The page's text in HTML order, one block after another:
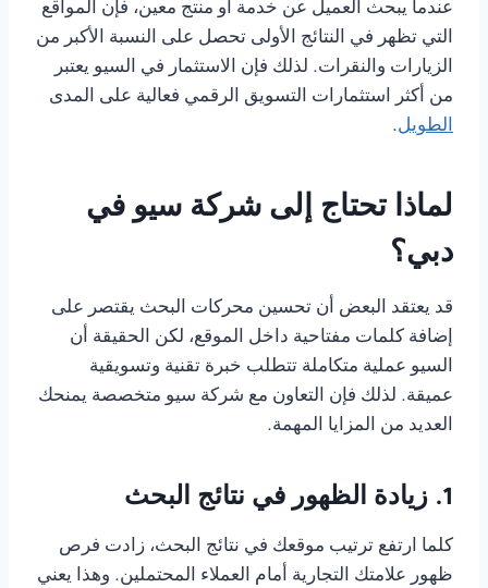
عندما يبحث العميل عن خدمة أو منتج معين، فإن المواقع
التي تظهر في النتائج الأولى تحصل على النسبة الأكبر من
الزيارات والنقرات. لذلك فإن الاستثمار في السيو يعتبر
من أكثر استثمارات التسويق الرقمي فعالية على المدى
الطويل.
لماذا تحتاج إلى شركة سيو في
دبي؟
قد يعتقد البعض أن تحسين محركات البحث يقتصر على
إضافة كلمات مفتاحية داخل الموقع، لكن الحقيقة أن
السيو عملية متكاملة تتطلب خبرة تقنية وتسويقية
عميقة. لذلك فإن التعاون مع شركة سيو متخصصة يمنحك
العديد من المزايا المهمة.
1. زيادة الظهور في نتائج البحث
كلما ارتفع ترتيب موقعك في نتائج البحث، زادت فرص
ظهور علامتك التجارية أمام العملاء المحتملين. وهذا يعني